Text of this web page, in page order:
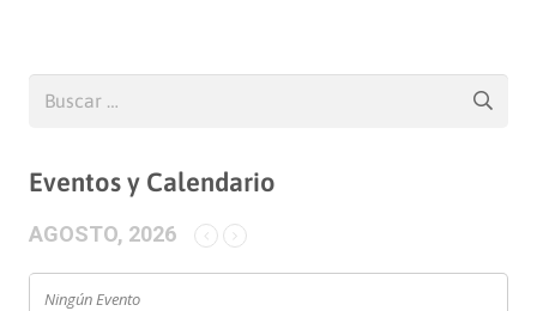
Eventos y Calendario
AGOSTO, 2026
Ningún Evento